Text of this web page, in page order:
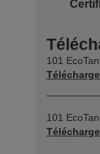
101
101